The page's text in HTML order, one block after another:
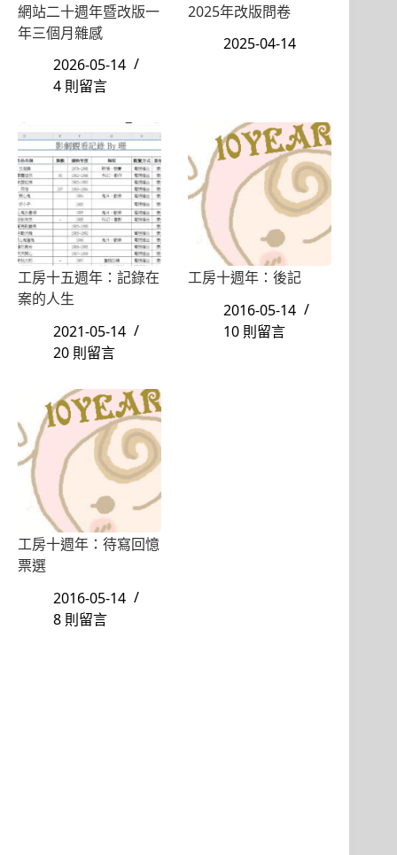
網站二十週年暨改版一
年三個月雜感
2026-05-14
4 則留言
2025年改版問卷
2025-04-14
工房十五週年：記錄在
案的人生
2021-05-14
20 則留言
工房十週年：後記
2016-05-14
10 則留言
工房十週年：待寫回憶
票選
2016-05-14
8 則留言